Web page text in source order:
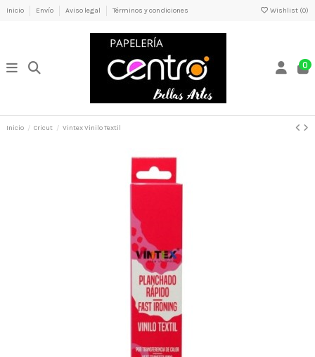
Inicio Envío Aviso legal Términos y condiciones Wishlist (0)
0
Inicio Cricut Vintex Vinilo Textil